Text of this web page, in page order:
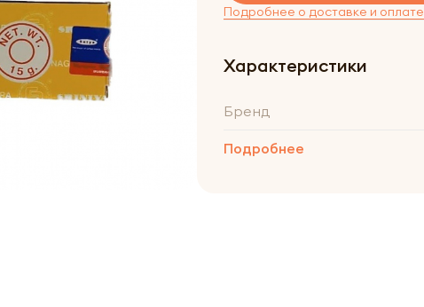
Подробнее о доставке и оплате
Характеристики
Бренд
Подробнее